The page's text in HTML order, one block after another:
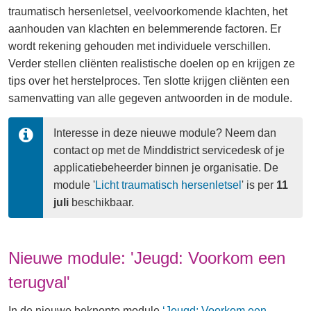
traumatisch hersenletsel, veelvoorkomende klachten, het
aanhouden van klachten en belemmerende factoren. Er
wordt rekening gehouden met individuele verschillen.
Verder stellen cliënten realistische doelen op en krijgen ze
tips over het herstelproces. Ten slotte krijgen cliënten een
samenvatting van alle gegeven antwoorden in de module.
Interesse in deze nieuwe module? Neem dan
contact op met de Minddistrict servicedesk of je
applicatiebeheerder binnen je organisatie. De
module 'Licht traumatisch hersenletsel ' is per 11
juli beschikbaar.
Nieuwe module: 'Jeugd: Voorkom een
terugval'